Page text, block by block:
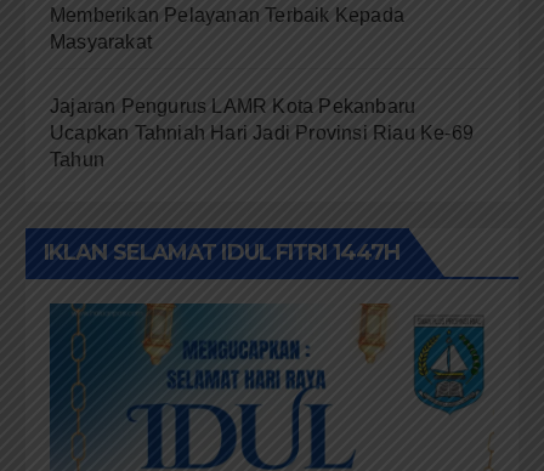
Memberikan Pelayanan Terbaik Kepada
Masyarakat
Jajaran Pengurus LAMR Kota Pekanbaru
Ucapkan Tahniah Hari Jadi Provinsi Riau Ke-69
Tahun
IKLAN SELAMAT IDUL FITRI 1447H